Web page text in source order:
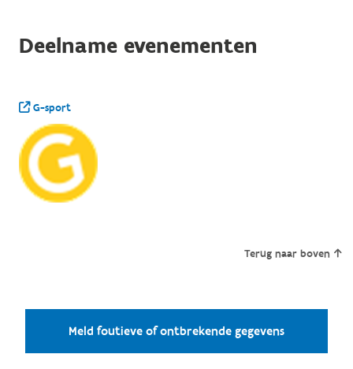
Deelname evenementen
G-sport
Terug naar boven
Meld foutieve of ontbrekende gegevens